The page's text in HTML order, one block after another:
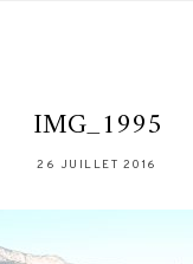
IMG_1995
26 JUILLET 2016